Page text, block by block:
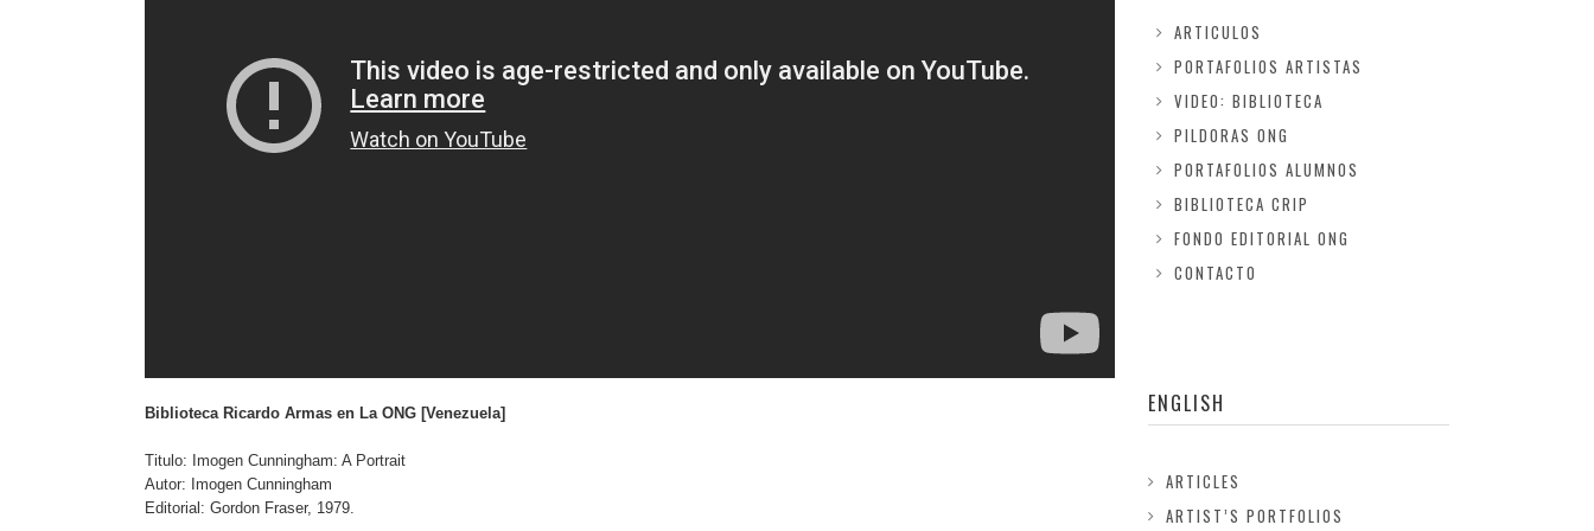
Biblioteca Ricardo Armas en La ONG [Venezuela]
Titulo: Imogen Cunningham: A Portrait
Autor: Imogen Cunningham
Editorial: Gordon Fraser, 1979.
ARTICULOS
PORTAFOLIOS ARTISTAS
VIDEO: BIBLIOTECA
PILDORAS ONG
PORTAFOLIOS ALUMNOS
BIBLIOTECA CRIP
FONDO EDITORIAL ONG
CONTACTO
ENGLISH
ARTICLES
ARTIST’S PORTFOLIOS